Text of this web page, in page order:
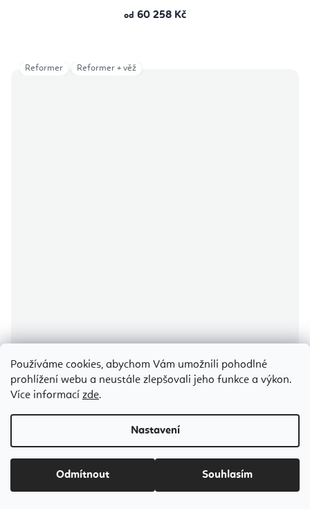
Používáme cookies, abychom Vám umožnili pohodlné
prohlížení webu a neustále zlepšovali jeho funkce a výkon.
Více informací zde.
Nastavení
Odmítnout Souhlasím
od 60 258 Kč
Innwell Motivo Aluminium Reformer
od89 298 Kč
Reformer Reformer + věž